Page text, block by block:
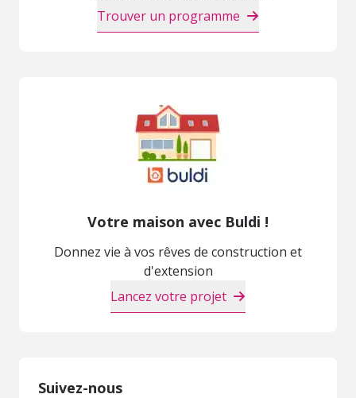
Trouver un programme
Votre maison avec Buldi !
Donnez vie à vos rêves de construction et
d'extension
Lancez votre projet
Suivez-nous